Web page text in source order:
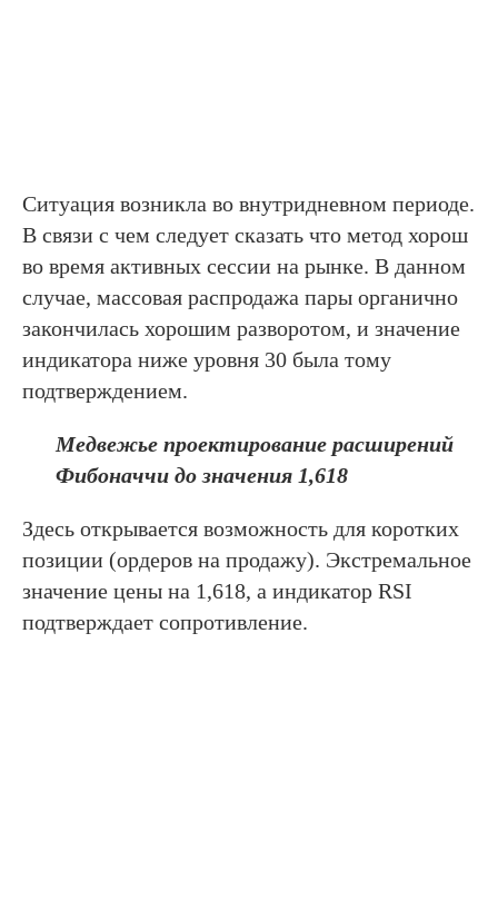
Ситуация возникла во внутридневном периоде.
В связи с чем следует сказать что метод хорош
во время активных сессии на рынке. В данном
случае, массовая распродажа пары органично
закончилась хорошим разворотом, и значение
индикатора ниже уровня 30 была тому
подтверждением.
Медвежье проектирование расширений
Фибоначчи до значения 1,618
Здесь открывается возможность для коротких
позиции (ордеров на продажу). Экстремальное
значение цены на 1,618, а индикатор RSI
подтверждает сопротивление.